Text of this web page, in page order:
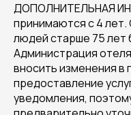
ДОПОЛНИТЕЛЬНАЯ
принимаются с 4
людей старше 75 лет
Администрация
вносить изменения в
предоставление
уведомления,